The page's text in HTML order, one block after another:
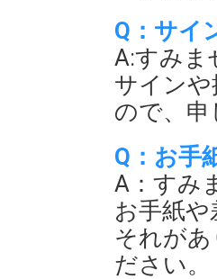
Q：サイ
A:すみま
サイン
ので、
Q：お手
A：すみ
お手紙
それが
ださい。